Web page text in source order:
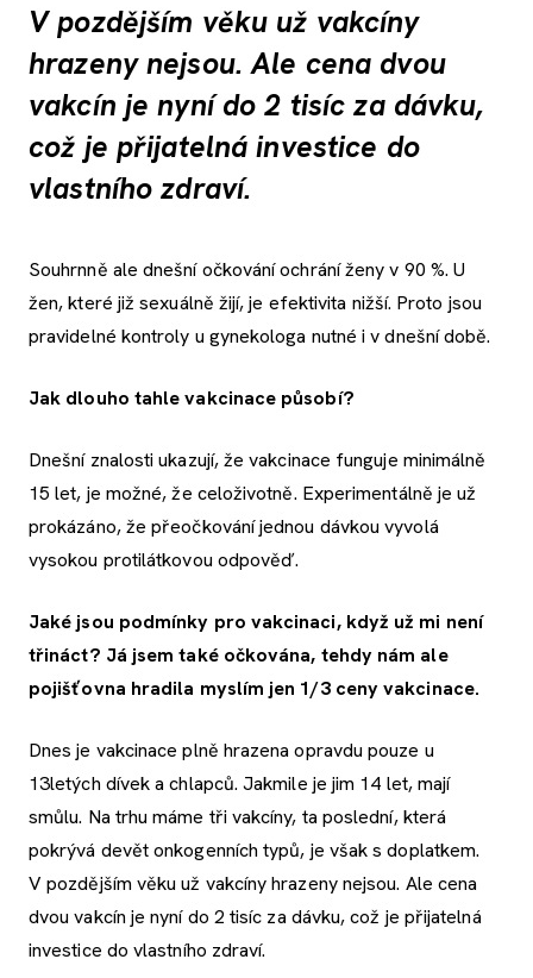
V pozdějším věku už vakcíny
hrazeny nejsou. Ale cena dvou
vakcín je nyní do 2 tisíc za dávku,
což je přijatelná investice do
vlastního zdraví.
Souhrnně ale dnešní očkování ochrání ženy v 90 %. U
žen, které již sexuálně žijí, je efektivita nižší. Proto jsou
pravidelné kontroly u gynekologa nutné i v dnešní době.
Jak dlouho tahle vakcinace působí?
Dnešní znalosti ukazují, že vakcinace funguje minimálně
15 let, je možné, že celoživotně. Experimentálně je už
prokázáno, že přeočkování jednou dávkou vyvolá
vysokou protilátkovou odpověď.
Jaké jsou podmínky pro vakcinaci, když už mi není
třináct? Já jsem také očkována, tehdy nám ale
pojišťovna hradila myslím jen 1/3 ceny vakcinace.
Dnes je vakcinace plně hrazena opravdu pouze u
13letých dívek a chlapců. Jakmile je jim 14 let, mají
smůlu. Na trhu máme tři vakcíny, ta poslední, která
pokrývá devět onkogenních typů, je však s doplatkem.
V pozdějším věku už vakcíny hrazeny nejsou. Ale cena
dvou vakcín je nyní do 2 tisíc za dávku, což je přijatelná
investice do vlastního zdraví.